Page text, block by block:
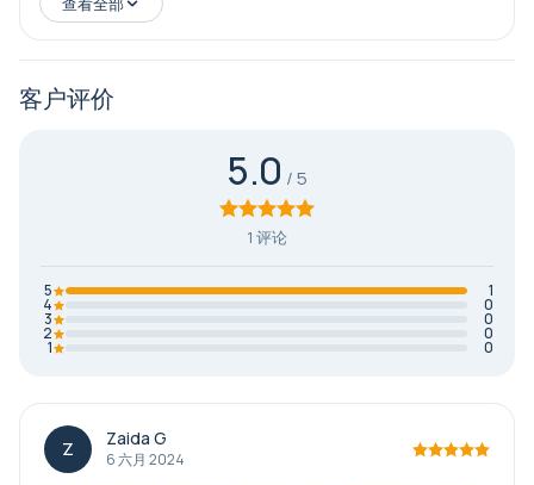
客户评价
5.0
1 评论
5 1
4 0
3 0
2 0
1 0
Z Zaida G
6 六月 2024